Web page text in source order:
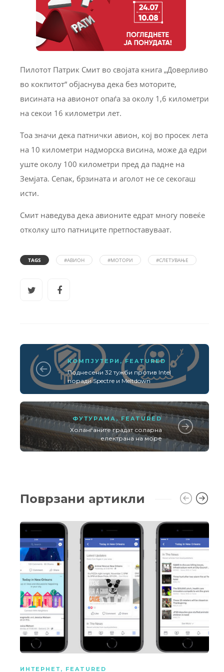
Пилотот Патрик Смит во својата книга „Доверливо
во кокпитот“ објаснува дека без моторите,
висината на авионот опаѓа за околу 1,6 километри
на секои 16 километри лет.
Тоа значи дека патнички авион, кој во просек лета
на 10 километри надморска висина, може да едри
уште околу 100 километри пред да падне на
Земјата. Сепак, брзината и аголот не се секогаш
исти.
Смит наведува дека авионите едрат многу повеќе
отколку што патниците претпоставуваат.
TAGS #АВИОН #МОТОРИ #СЛЕТУВАЊЕ
КОМПЈУТЕРИ ,FEATURED
Поднесени 32 тужби против Intel
поради Spectre и Meltdown
ФУТУРАМА ,FEATURED
Холанѓаните градат соларна
електрана на море
Поврзани артикли
ИНТЕРНЕТ, FEATURED